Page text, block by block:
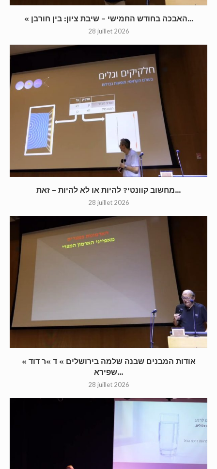
« האבכה בחודש החמישי – שיבת ציון: בין חורבן...
28 juillet 2026
מחשוב קוונטי? להיות או לא להיות – זאת...
28 juillet 2026
« אודות המבנים שבנה שלמה בירושלים » ד »ר דוד
שפירא...
28 juillet 2026